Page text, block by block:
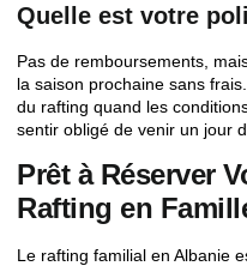
Quelle est votre
Pas de remboursements,
la saison prochaine sans
du rafting quand les
sentir obligé de venir un jour
Prêt à Réserver
Rafting en
Le rafting familial en Albanie